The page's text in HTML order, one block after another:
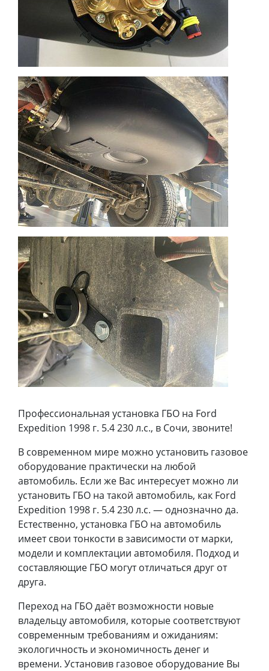
Профессиональная установка ГБО на Ford
Expedition 1998 г. 5.4 230 л.с., в Сочи, звоните!
В современном мире можно установить газовое
оборудование практически на любой
автомобиль. Если же Вас интересует можно ли
установить ГБО на такой автомобиль, как Ford
Expedition 1998 г. 5.4 230 л.с. — однозначно да.
Естественно, установка ГБО на автомобиль
имеет свои тонкости в зависимости от марки,
модели и комплектации автомобиля. Подход и
составляющие ГБО могут отличаться друг от
друга.
Переход на ГБО даёт возможности новые
владельцу автомобиля, которые соответствуют
современным требованиям и ожиданиям:
экологичность и экономичность денег и
времени. Установив газовое оборудование Вы